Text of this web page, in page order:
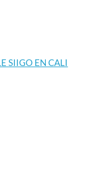
SIIGO EN CALI